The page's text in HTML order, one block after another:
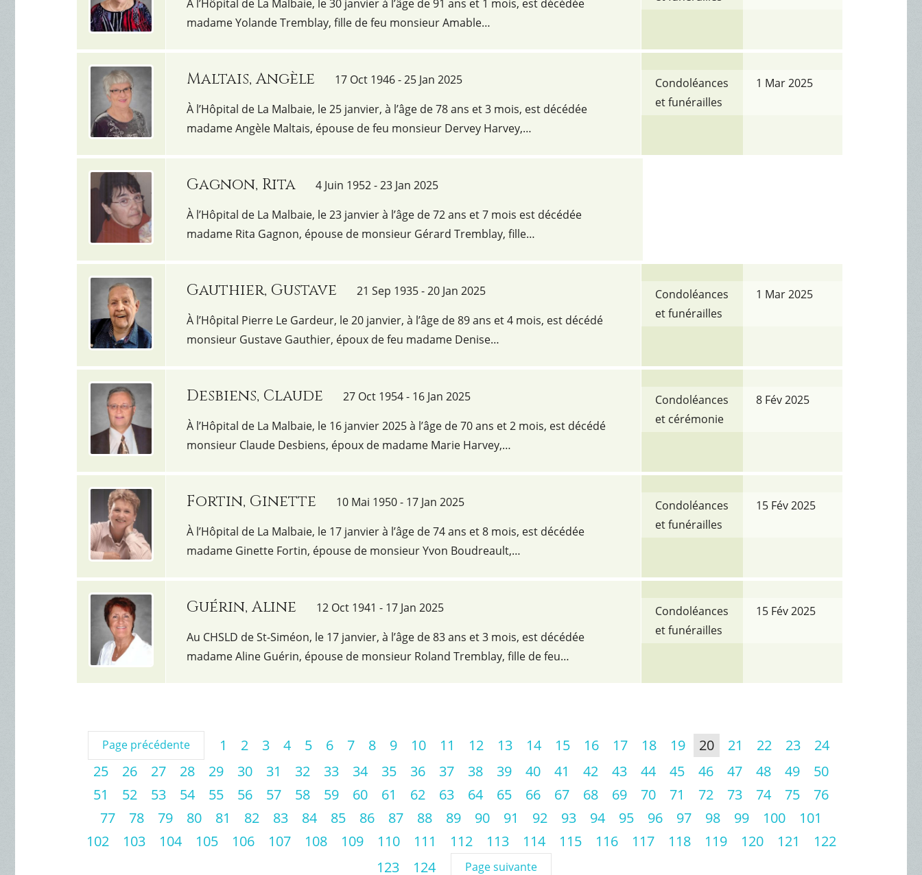
À l’Hôpital de La Malbaie, le 30 janvier à l’âge de 91 ans et 1 mois, est décédée
madame Yolande Tremblay, fille de feu monsieur Amable…
Maltais, Angèle
17 Oct 1946 - 25 Jan 2025
À l’Hôpital de La Malbaie, le 25 janvier, à l’âge de 78 ans et 3 mois, est décédée
madame Angèle Maltais, épouse de feu monsieur Dervey Harvey,…
Condoléances
et funérailles
1 Mar 2025
Gagnon, Rita
4 Juin 1952 - 23 Jan 2025
À l’Hôpital de La Malbaie, le 23 janvier à l’âge de 72 ans et 7 mois est décédée
madame Rita Gagnon, épouse de monsieur Gérard Tremblay, fille…
Gauthier, Gustave
21 Sep 1935 - 20 Jan 2025
À l’Hôpital Pierre Le Gardeur, le 20 janvier, à l’âge de 89 ans et 4 mois, est décédé
monsieur Gustave Gauthier, époux de feu madame Denise…
Condoléances
et funérailles
1 Mar 2025
Desbiens, Claude
27 Oct 1954 - 16 Jan 2025
À l’Hôpital de La Malbaie, le 16 janvier 2025 à l’âge de 70 ans et 2 mois, est décédé
monsieur Claude Desbiens, époux de madame Marie Harvey,…
Condoléances
et cérémonie
8 Fév 2025
Fortin, Ginette
10 Mai 1950 - 17 Jan 2025
À l’Hôpital de La Malbaie, le 17 janvier à l’âge de 74 ans et 8 mois, est décédée
madame Ginette Fortin, épouse de monsieur Yvon Boudreault,…
Condoléances
et funérailles
15 Fév 2025
Guérin, Aline
12 Oct 1941 - 17 Jan 2025
Au CHSLD de St-Siméon, le 17 janvier, à l’âge de 83 ans et 3 mois, est décédée
madame Aline Guérin, épouse de monsieur Roland Tremblay, fille de feu…
Condoléances
et funérailles
15 Fév 2025
Page précédente 1 2 3 4 5 6 7 8 9 10 11 12 13 14 15 16 17 18 19 20 21 22 23
24
25
26 27 28 29 30 31 32 33 34 35 36 37 38 39 40 41 42 43 44 45 46 47 48 49
50
51
52 53 54 55 56 57 58 59 60 61 62 63 64 65 66 67 68 69 70 71 72 73 74 75
76
77
78 79 80 81 82 83 84 85 86 87 88 89 90 91 92 93 94 95 96 97 98 99 100
101
102
103 104 105 106 107 108 109 110 111 112 113 114 115 116 117 118 119 120 121
122
123
124 Page suivante